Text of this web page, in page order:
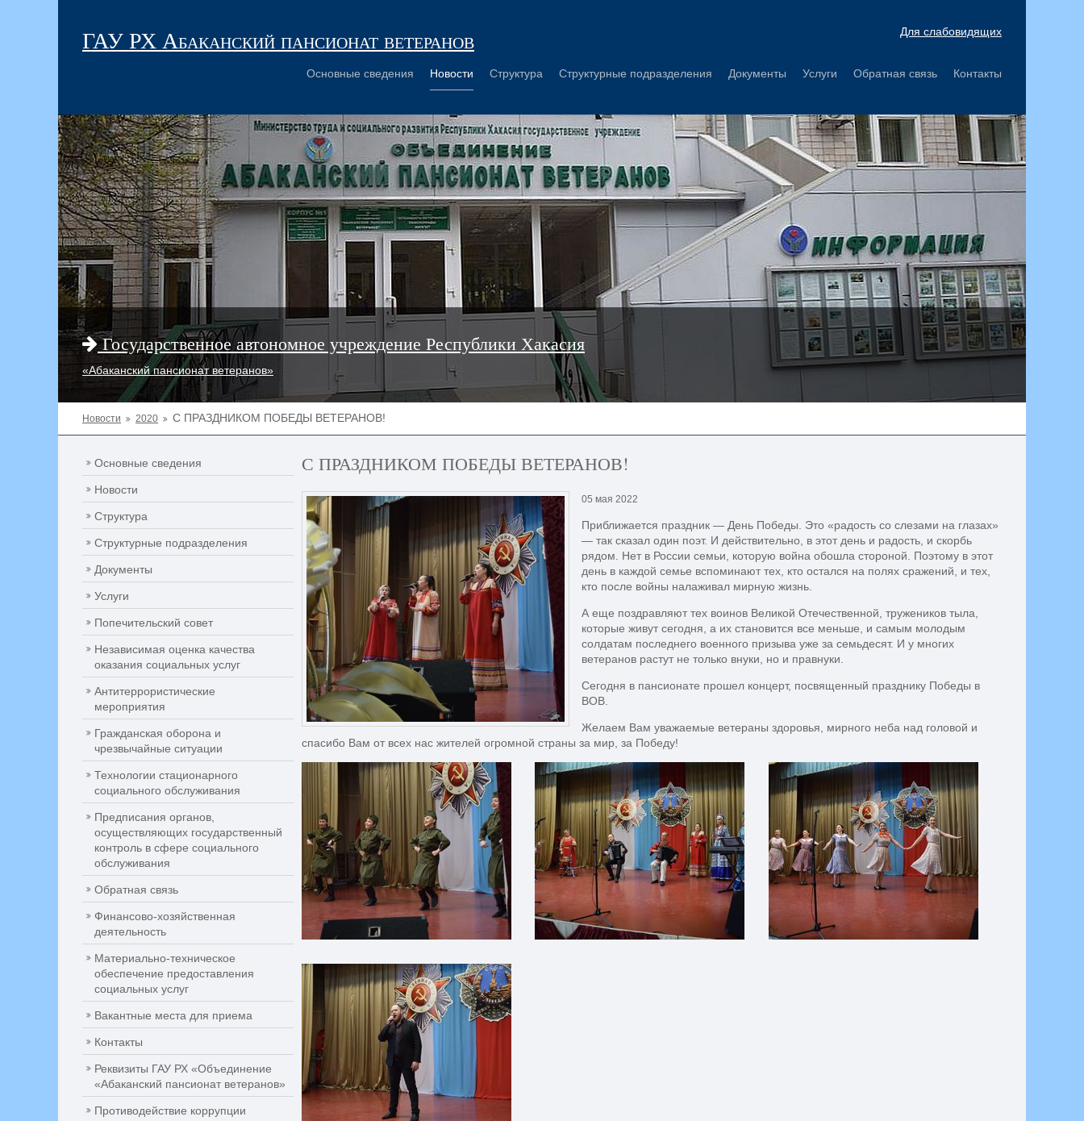
Для слабовидящих
ГАУ РХ Абаканский пансионат ветеранов
Основные сведения Новости Структура Структурные подразделения Документы Услуги Обратная связь Контакты
Государственное автономное учреждение Республики Хакасия
«Абаканский пансионат ветеранов»
Новости 2020 С ПРАЗДНИКОМ ПОБЕДЫ ВЕТЕРАНОВ!
Основные сведения
Новости
Структура
Структурные подразделения
Документы
Услуги
Попечительский совет
Независимая оценка качества
оказания социальных услуг
Антитеррористические
мероприятия
Гражданская оборона и
чрезвычайные ситуации
Технологии стационарного
социального обслуживания
Предписания органов,
осуществляющих государственный
контроль в сфере социального
обслуживания
Обратная связь
Финансово-хозяйственная
деятельность
Материально-техническое
обеспечение предоставления
социальных услуг
Вакантные места для приема
Контакты
Реквизиты ГАУ РХ «Объединение
«Абаканский пансионат ветеранов»
Противодействие коррупции
С ПРАЗДНИКОМ ПОБЕДЫ ВЕТЕРАНОВ!
05 мая 2022
Приближается праздник — День Победы. Это «радость со слезами на глазах»
— так сказал один поэт. И действительно, в этот день и радость, и скорбь
рядом. Нет в России семьи, которую война обошла стороной. Поэтому в этот
день в каждой семье вспоминают тех, кто остался на полях сражений, и тех,
кто после войны налаживал мирную жизнь.
А еще поздравляют тех воинов Великой Отечественной, тружеников тыла,
которые живут сегодня, а их становится все меньше, и самым молодым
солдатам последнего военного призыва уже за семьдесят. И у многих
ветеранов растут не только внуки, но и правнуки.
Сегодня в пансионате прошел концерт, посвященный празднику Победы в
ВОВ.
Желаем Вам уважаемые ветераны здоровья, мирного неба над головой и
спасибо Вам от всех нас жителей огромной страны за мир, за Победу!